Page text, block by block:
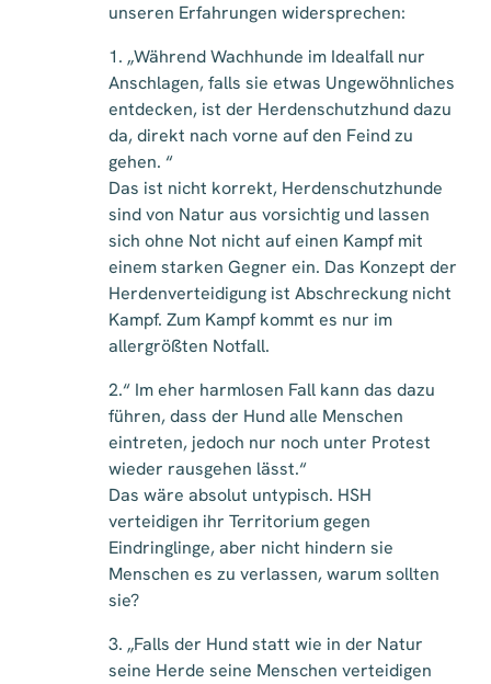
unseren Erfahrungen widersprechen:
1. „Während Wachhunde im Idealfall nur
Anschlagen, falls sie etwas Ungewöhnliches
entdecken, ist der Herdenschutzhund dazu
da, direkt nach vorne auf den Feind zu
gehen. “
Das ist nicht korrekt, Herdenschutzhunde
sind von Natur aus vorsichtig und lassen
sich ohne Not nicht auf einen Kampf mit
einem starken Gegner ein. Das Konzept der
Herdenverteidigung ist Abschreckung nicht
Kampf. Zum Kampf kommt es nur im
allergrößten Notfall.
2.“ Im eher harmlosen Fall kann das dazu
führen, dass der Hund alle Menschen
eintreten, jedoch nur noch unter Protest
wieder rausgehen lässt.“
Das wäre absolut untypisch. HSH
verteidigen ihr Territorium gegen
Eindringlinge, aber nicht hindern sie
Menschen es zu verlassen, warum sollten
sie?
3. „Falls der Hund statt wie in der Natur
seine Herde seine Menschen verteidigen